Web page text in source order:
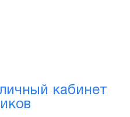
кабинет